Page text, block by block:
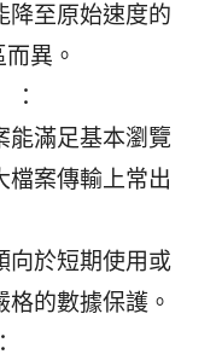
降至原始速度的
異。
：
能滿足基本瀏覽
檔案傳輸上常出
向於短期使用或
的數據保護。